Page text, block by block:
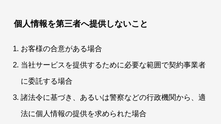
個人情報を第三者へ提供しないこと
お客様の合意がある場合
当社サービスを提供するために必要な範囲で契約事業者
に委託する場合
諸法令に基づき、あるいは警察などの行政機関から、適
法に個人情報の提供を求められた場合